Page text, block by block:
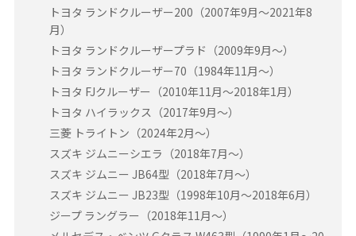
トヨタ ランドクルーザー200（2007年9月～2021年8
月）
トヨタ ランドクルーザープラド（2009年9月～）
トヨタ ランドクルーザー70（1984年11月～）
トヨタ FJクルーザー（2010年11月～2018年1月）
トヨタ ハイラックス（2017年9月～）
三菱 トライトン（2024年2月～）
スズキ ジムニーシエラ（2018年7月～）
スズキ ジムニー JB64型（2018年7月～）
スズキ ジムニー JB23型（1998年10月〜2018年6月）
ジープ ラングラー（2018年11月〜）